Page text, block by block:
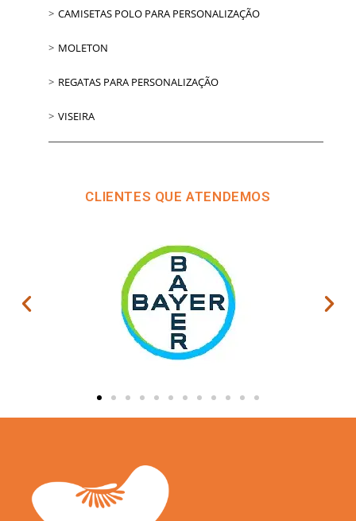
CAMISETAS POLO PARA PERSONALIZAÇÃO
MOLETON
REGATAS PARA PERSONALIZAÇÃO
VISEIRA
CLIENTES QUE ATENDEMOS